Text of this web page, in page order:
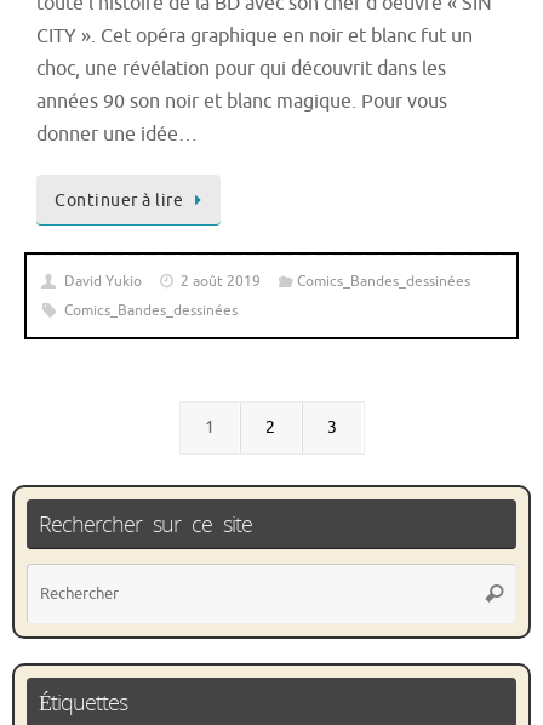
CITY ». Cet opéra graphique en noir et blanc fut un
choc, une révélation pour qui découvrit dans les
années 90 son noir et blanc magique. Pour vous
donner une idée…
Continuer à lire
David Yukio 2 août 2019
Comics_Bandes_dessinées
Comics_Bandes_dessinées
1 2 3
Rechercher sur ce site
Étiquettes